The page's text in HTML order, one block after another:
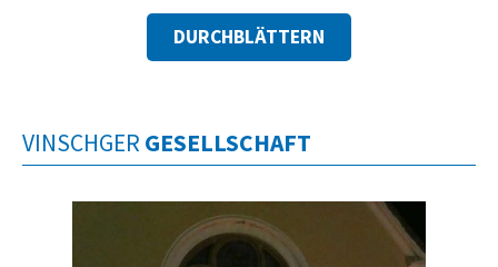
DURCHBLÄTTERN
VINSCHGER GESELLSCHAFT